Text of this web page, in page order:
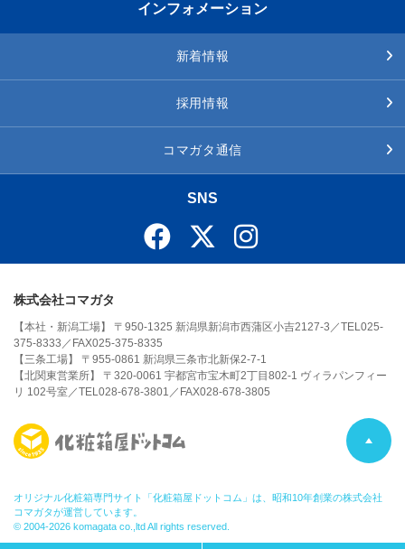
インフォメーション
新着情報
採用情報
コマガタ通信
SNS
株式会社コマガタ
【本社・新潟工場】 〒950-1325 新潟県新潟市西蒲区小吉2127-3／TEL025-
375-8333／FAX025-375-8335
【三条工場】 〒955-0861 新潟県三条市北新保2-7-1
【北関東営業所】 〒320-0061 宇都宮市宝木町2丁目802-1 ヴィラパンフィー
リ 102号室／TEL028-678-3801／FAX028-678-3805
P
オリジナル化粧箱専門サイト「化粧箱屋ドットコム」は、昭和10年創業の株式会社
コマガタが運営しています。
© 2004-2026 komagata co.,ltd All rights reserved.